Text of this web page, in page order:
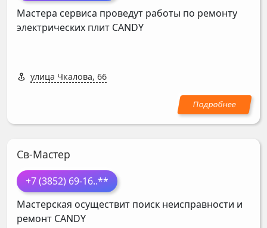
Мастера сервиса проведут работы по ремонту
электрических плит CANDY
улица Чкалова, 66
Св-Мастер
+7 (3852) 69-16..**
Мастерская осуществит поиск неисправности и
ремонт CANDY